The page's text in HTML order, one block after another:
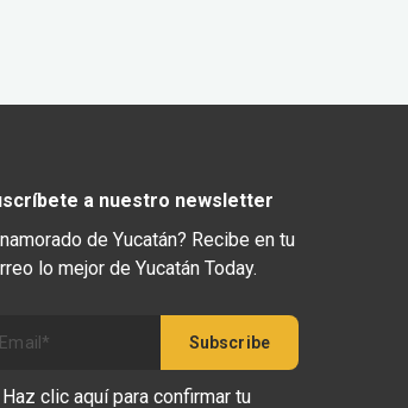
a nuestro newsletter
de Yucatán? Recibe en tu
lo mejor de Yucatán Today.
Haz clic aquí para confirmar tu